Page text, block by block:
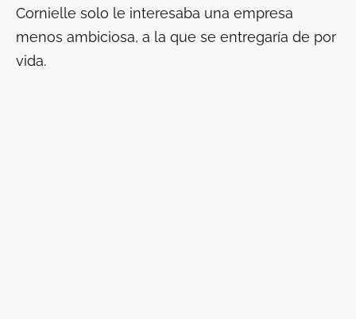
Cornielle solo le interesaba una empresa
menos ambiciosa, a la que se entregaría de por
vida.